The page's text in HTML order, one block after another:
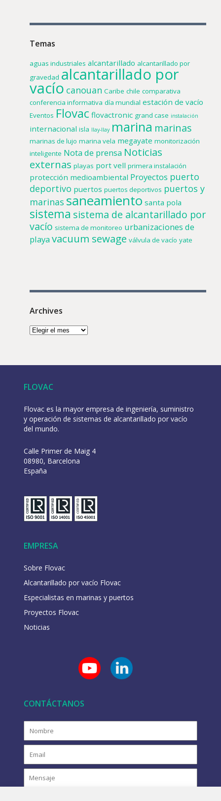
Temas
aguas industriales alcantarillado alcantarillado por
gravedad alcantarillado por
vacío canouan Caribe chile comparativa
conferencia informativa día mundial estación de vacío
Eventos Flovac flovactronic grand case instalación
internacional isla llay-llay marina marinas
marinas de lujo marina vela megayate monitorización
inteligente Nota de prensa Noticias
externas playas port vell primera instalación
protección medioambiental Proyectos puerto
deportivo puertos puertos deportivos puertos y
marinas saneamiento santa pola
sistema sistema de alcantarillado por
vacío sistema de monitoreo urbanizaciones de
playavacuum sewage válvula de vacío yate
Archives
FLOVAC
Flovac es la mayor empresa de ingeniería, suministro
y operación de sistemas de alcantarillado por vacío
del mundo.
Calle Primer de Maig 4
08980, Barcelona
España
EMPRESA
Sobre Flovac
Alcantarillado por vacío Flovac
Especialistas en marinas y puertos
Proyectos Flovac
Noticias
CONTÁCTANOS